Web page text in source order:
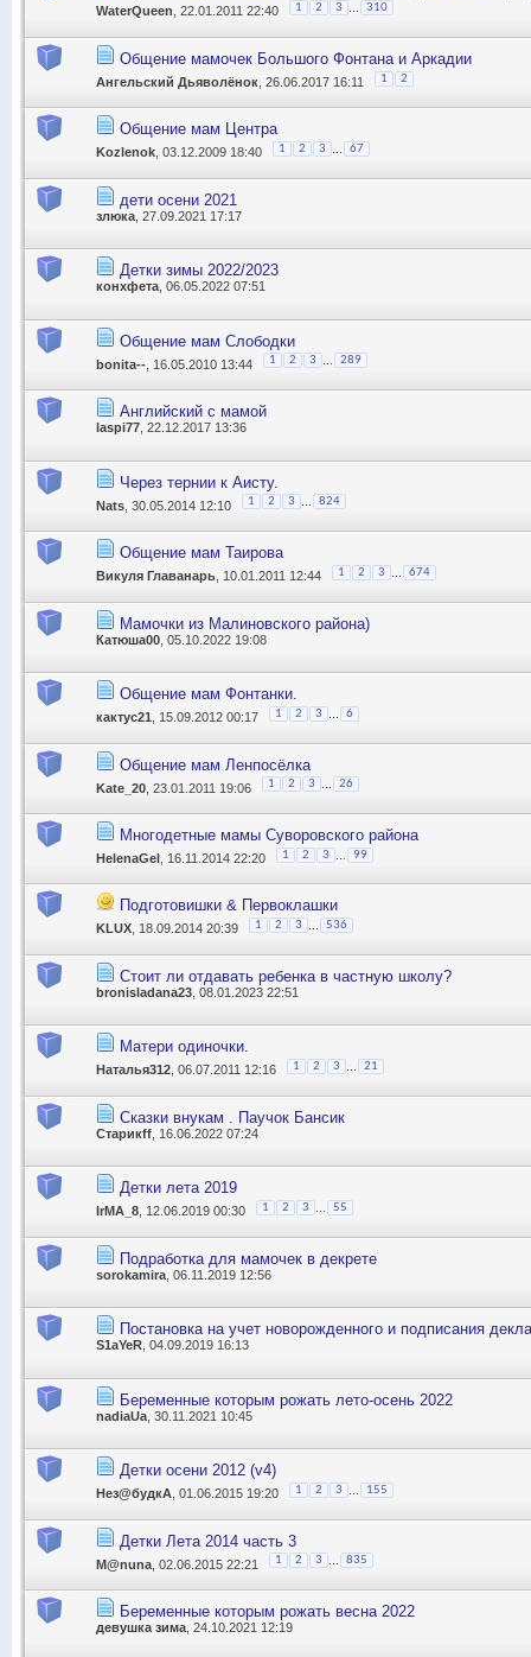
WaterQueen , 22.01.2011 22:40 1 2 3 310
Общение мамочек Большого Фонтана и Аркадии
Ангельский Дьяволёнок , 26.06.2017 16:11 1 2
Общение мам Центра
Kozlenok , 03.12.2009 18:40 1 2 3 67
дети осени 2021
злюка , 27.09.2021 17:17
Детки зимы 2022/2023
конхфета , 06.05.2022 07:51
Общение мам Слободки
bonita-- , 16.05.2010 13:44 1 2 3 ... 289
Английский с мамой
laspi77 , 22.12.2017 13:36
Через тернии к Аисту.
Nats , 30.05.2014 12:10 1 2 3 824
Общение мам Таирова
Викуля Главанарь , 10.01.2011 12:44 1 2 3 674
Мамочки из Малиновского района)
Катюша00 , 05.10.2022 19:08
Общение мам Фонтанки.
кактус21 , 15.09.2012 00:17 1 2 3 6
Общение мам Ленпосёлка
Kate_20 , 23.01.2011 19:06 1 2 3 26
Многодетные мамы Суворовского района
HelenaGel , 16.11.2014 22:20 1 2 3 99
Подготовишки & Первоклашки
KLUX , 18.09.2014 20:39 1 2 3 536
Стоит ли отдавать ребенка в частную школу?
bronisladana23 , 08.01.2023 22:51
Матери одиночки.
Наталья312 , 06.07.2011 12:16 1 2 3 21
Сказки внукам . Паучок Бансик
Старикff , 16.06.2022 07:24
Детки лета 2019
IrMA_8 , 12.06.2019 00:30 1 2 3 55
Подработка для мамочек в декрете
sorokamira , 06.11.2019 12:56
Постановка на учет новорожденного и подписания
S1aYeR , 04.09.2019 16:13
Беременные которым рожать лето-осень 2022
nadiaUa , 30.11.2021 10:45
Детки осени 2012 (v4)
Нез@будкА , 01.06.2015 19:20 1 2 3 155
Детки Лета 2014 часть 3
M@nuna , 02.06.2015 22:21 1 2 3 ... 835
Беременные которым рожать весна 2022
девушка зима , 24.10.2021 12:19